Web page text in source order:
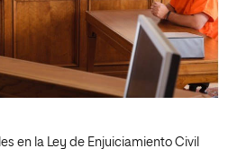
en la Ley de Enjuiciamiento Civil